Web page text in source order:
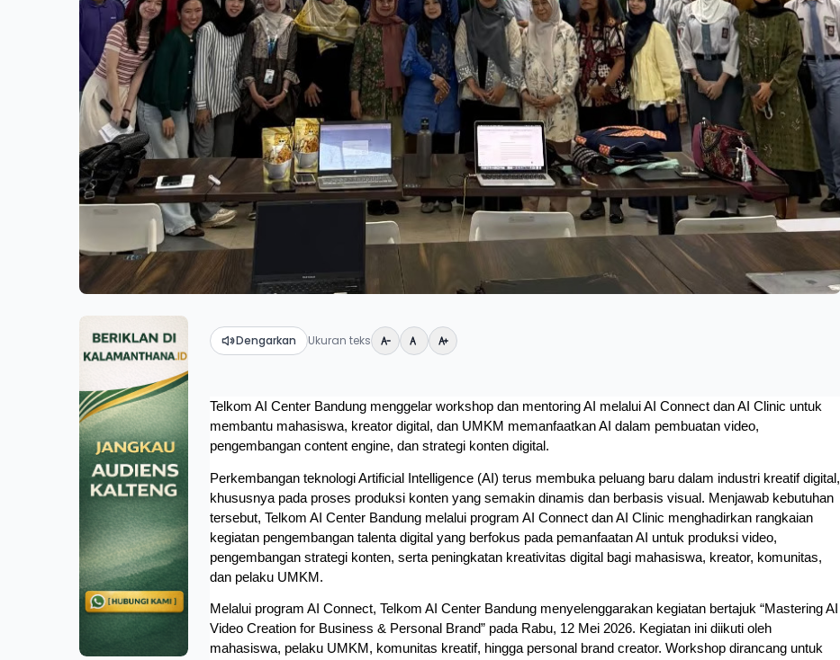
Dengarkan Ukuran teks
Telkom AI Center Bandung menggelar workshop dan mentoring AI melalui AI Connect dan AI Clinic untuk
membantu mahasiswa, kreator digital, dan UMKM memanfaatkan AI dalam pembuatan video,
pengembangan content engine, dan strategi konten digital.
Perkembangan teknologi Artificial Intelligence (AI) terus membuka peluang baru dalam industri kreatif digital,
khususnya pada proses produksi konten yang semakin dinamis dan berbasis visual. Menjawab kebutuhan
tersebut, Telkom AI Center Bandung melalui program AI Connect dan AI Clinic menghadirkan rangkaian
kegiatan pengembangan talenta digital yang berfokus pada pemanfaatan AI untuk produksi video,
pengembangan strategi konten, serta peningkatan kreativitas digital bagi mahasiswa, kreator, komunitas,
dan pelaku UMKM.
Melalui program AI Connect, Telkom AI Center Bandung menyelenggarakan kegiatan bertajuk “Mastering AI
Video Creation for Business & Personal Brand” pada Rabu, 12 Mei 2026. Kegiatan ini diikuti oleh
mahasiswa, pelaku UMKM, komunitas kreatif, hingga personal brand creator. Workshop dirancang untuk